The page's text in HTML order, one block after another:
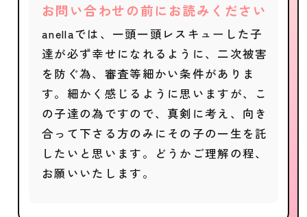
お問い合わせの前にお読みください
anellaでは、一頭一頭レスキューした子
達が必ず幸せになれるように、二次被害
を防ぐ為、審査等細かい条件がありま
す。細かく感じるように思いますが、こ
の子達の為ですので、真剣に考え、向き
合って下さる方のみにその子の一生を託
したいと思います。どうかご理解の程、
お願いいたします。